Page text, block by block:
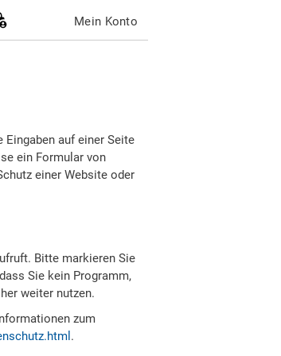
Mein Konto
auf einer Seite
ein Formular von
einer Website oder
Bitte markieren Sie
Sie kein Programm,
weiter nutzen.
zum
.